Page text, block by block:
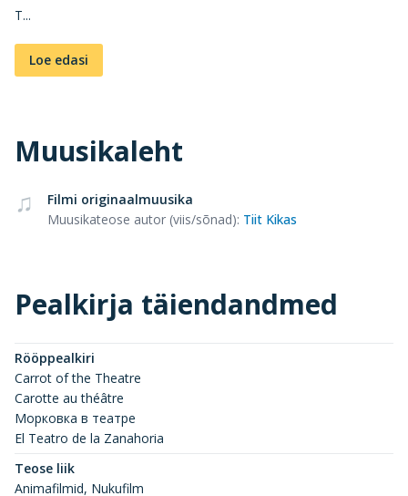
T...
Loe edasi
Muusikaleht
Filmi originaalmuusika
Muusikateose autor (viis/sõnad): Tiit Kikas
Pealkirja täiendandmed
Rööppealkiri
Carrot of the Theatre
Carotte au théâtre
Морковка в театре
El Teatro de la Zanahoria
Teose liik
Animafilmid, Nukufilm